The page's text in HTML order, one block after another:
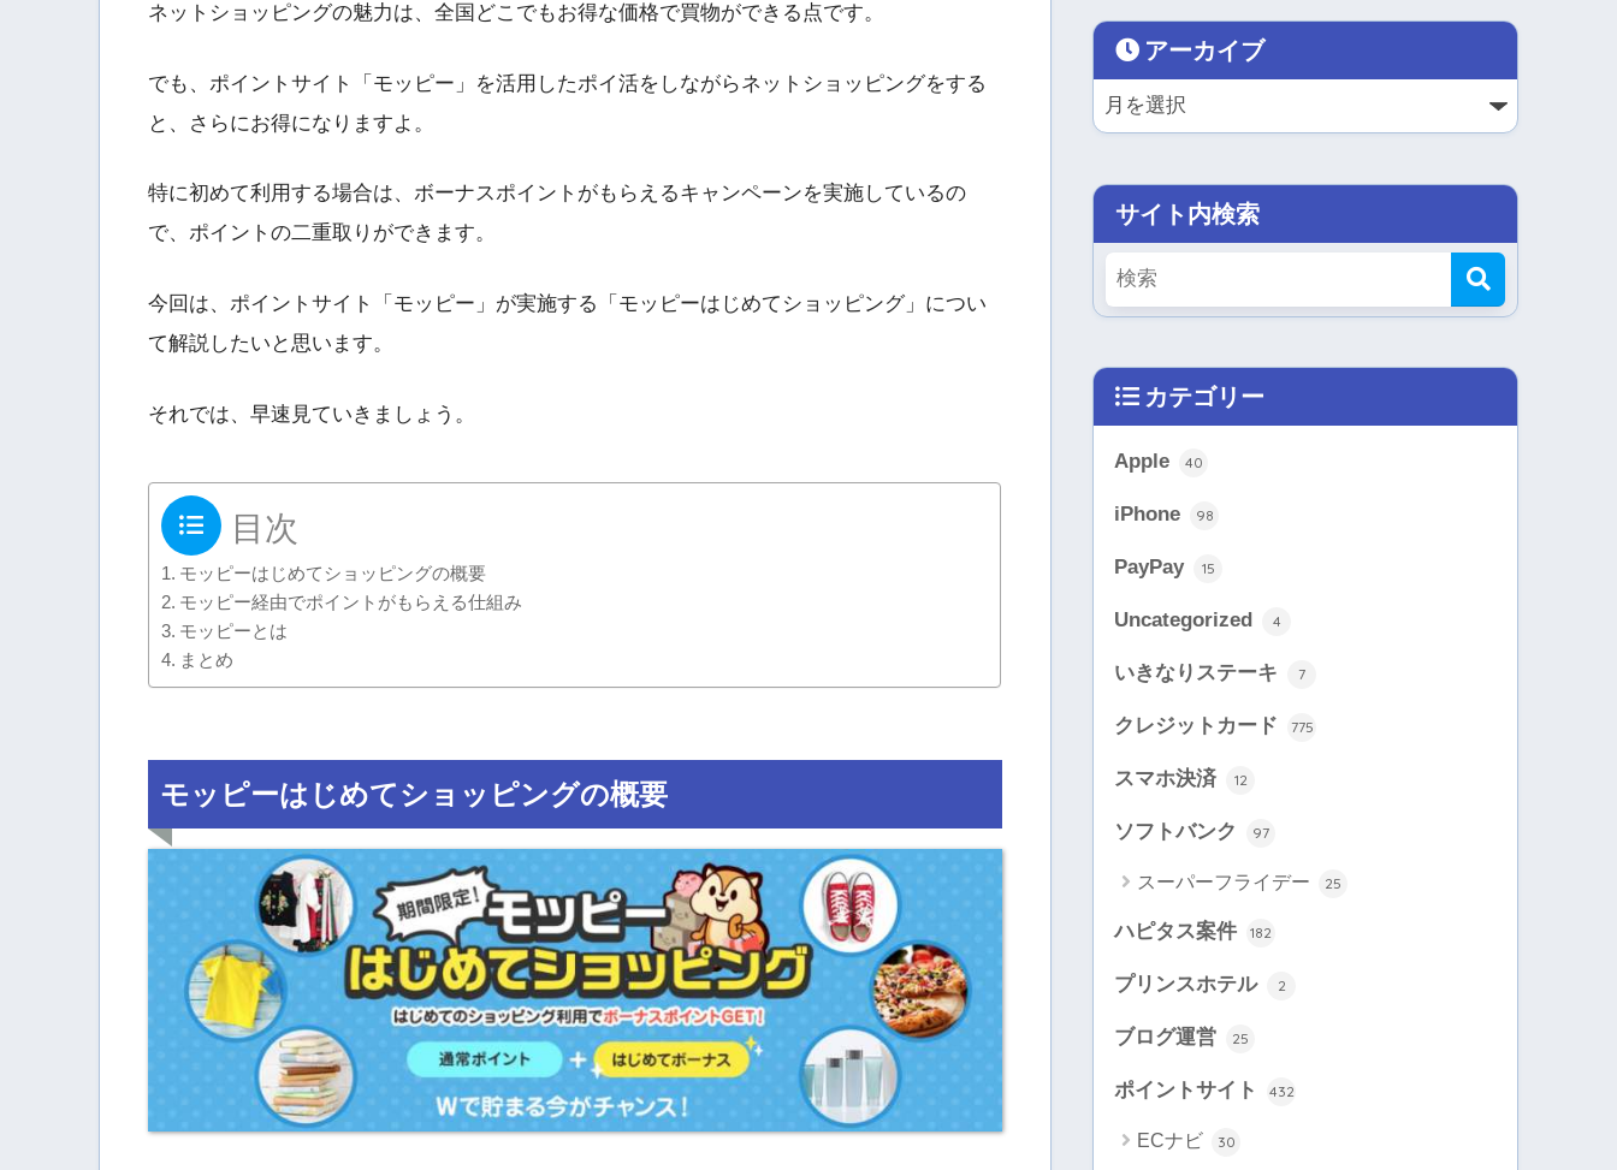
ネットショッピングの魅力は、全国どこでもお得な価格で買物ができる点です。
でも、ポイントサイト「モッピー」を活用したポイ活をしながらネットショッピングをする
と、さらにお得になりますよ。
特に初めて利用する場合は、ボーナスポイントがもらえるキャンペーンを実施しているの
で、ポイントの二重取りができます。
今回は、ポイントサイト「モッピー」が実施する「モッピーはじめてショッピング」につい
て解説したいと思います。
それでは、早速見ていきましょう。
目次
モッピーはじめてショッピングの概要
モッピー経由でポイントがもらえる仕組み
モッピーとは
まとめ
モッピーはじめてショッピングの概要
アーカイブ
サイト内検索
カテゴリー
Apple 40
iPhone 98
PayPay 15
Uncategorized 4
いきなりステーキ 7
クレジットカード 775
スマホ決済 12
ソフトバンク 97
スーパーフライデー 25
ハピタス案件 182
プリンスホテル 2
ブログ運営 25
ポイントサイト 432
ECナビ 30